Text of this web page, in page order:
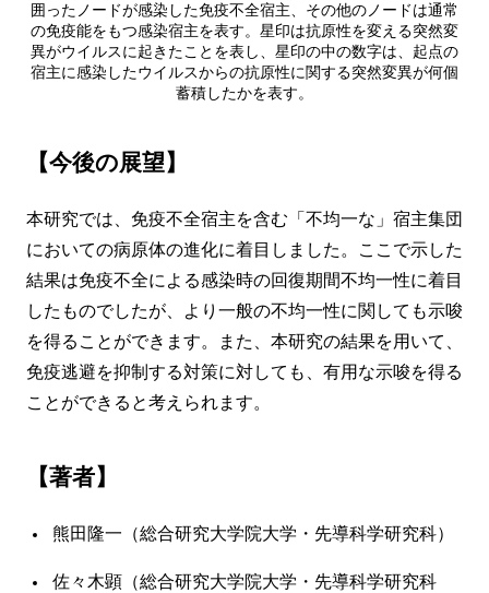
囲ったノードが感染した免疫不全宿主、その他のノードは通常
の免疫能をもつ感染宿主を表す。星印は抗原性を変える突然変
異がウイルスに起きたことを表し、星印の中の数字は、起点の
宿主に感染したウイルスからの抗原性に関する突然変異が何個
蓄積したかを表す。
【今後の展望】
本研究では、免疫不全宿主を含む「不均一な」宿主集団
においての病原体の進化に着目しました。ここで示した
結果は免疫不全による感染時の回復期間不均一性に着目
したものでしたが、より一般の不均一性に関しても示唆
を得ることができます。また、本研究の結果を用いて、
免疫逃避を抑制する対策に対しても、有用な示唆を得る
ことができると考えられます。
【著者】
熊田隆一（総合研究大学院大学・先導科学研究科）
佐々木顕（総合研究大学院大学・先導科学研究科